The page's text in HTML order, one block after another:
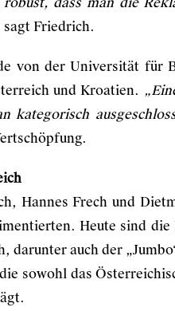
sagt Friedrich.
von der Universität für
und Kroatien.
kategorisch
Hannes Frech und
Heute sind die
darunter auch der
sowohl das